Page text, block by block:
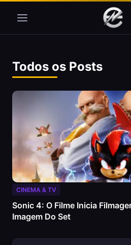
Todos os Posts
CINEMA & TV
Sonic 4: O Filme Inicia
Imagem Do Set